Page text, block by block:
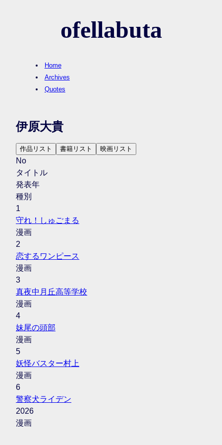
ofellabuta
Home
Archives
Quotes
伊原大貴
作品リスト 書籍リスト 映画リスト
No
タイトル
発表年
種別
1
守れ！しゅごまる
漫画
2
恋するワンピース
漫画
3
真夜中月丘高等学校
漫画
4
妹尾の頭部
漫画
5
妖怪バスター村上
漫画
6
警察犬ライデン
2026
漫画